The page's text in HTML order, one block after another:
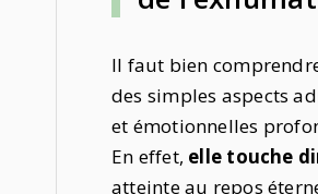
Il faut bien
des simples aspects
et émotionnelles
En effet, elle touche
atteinte au repos